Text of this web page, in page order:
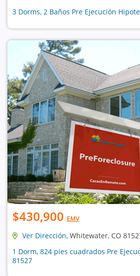
3 Dorms, 2 Baños Pre Ejecución
$430,900 EMV
Ver Dirección, Whitewater, CO
1 Dorm, 824 pies cuadrados Pre
81527